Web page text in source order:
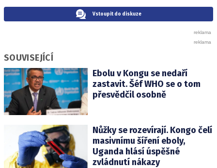
Vstoupit do diskuze
SOUVISEJÍCÍ
Ebolu v Kongu se nedaří
zastavit. Šéf WHO se o tom
přesvědčil osobně
Nůžky se rozevírají. Kongo čelí
masivnímu šíření eboly,
Uganda hlásí úspěšné
zvládnutí nákazy